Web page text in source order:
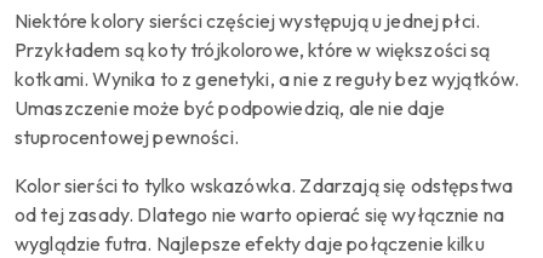
Niektóre kolory sierści częściej występują u jednej płci.
Przykładem są koty trójkolorowe, które w większości są
kotkami. Wynika to z genetyki, a nie z reguły bez wyjątków.
Umaszczenie może być podpowiedzią, ale nie daje
stuprocentowej pewności.
Kolor sierści to tylko wskazówka. Zdarzają się odstępstwa
od tej zasady. Dlatego nie warto opierać się wyłącznie na
wyglądzie futra. Najlepsze efekty daje połączenie kilku